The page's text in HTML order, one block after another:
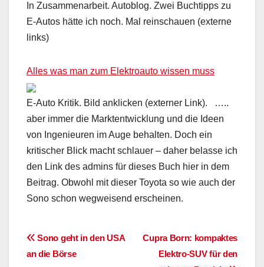
In Zusammenarbeit. Autoblog. Zwei Buchtipps zu
E-Autos hätte ich noch. Mal reinschauen (externe
links)
Alles was man zum Elektroauto wissen muss
E-Auto Kritik. Bild anklicken (externer Link). …..
aber immer die Marktentwicklung und die Ideen
von Ingenieuren im Auge behalten. Doch ein
kritischer Blick macht schlauer – daher belasse ich
den Link des admins für dieses Buch hier in dem
Beitrag. Obwohl mit dieser Toyota so wie auch der
Sono schon wegweisend erscheinen.
Beitragsnavigation
Cupra Born: kompaktes
Elektro-SUV für den
Sono geht in den USA
an die Börse